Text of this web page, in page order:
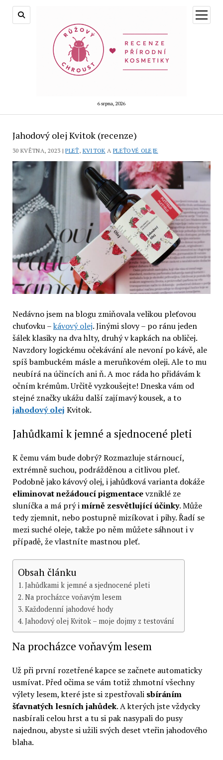
6 srpna, 2026
otevřít
menu
Jahodový olej Kvitok (recenze)
30 KVĚTNA, 2023 |PLEŤ, KVITOK A PLEŤOVÉ OLEJE
Nedávno jsem na blogu zmiňovala velikou pleťovou
chuťovku –kávový olej. Jinými slovy – po ránu jeden
šálek klasiky na dva hlty, druhý v kapkách na obličej.
Navzdory logickému očekávání ale nevoní po kávě, ale
spíš bambuckém másle a meruňkovém oleji. Ale to mu
neubírá na účincích ani ň. A moc ráda ho přidávám k
očním krémům. Určitě vyzkoušejte! Dneska vám od
stejné značky ukážu další zajímavý kousek, a to
jahodový olej Kvitok.
Jahůdkami k jemné a sjednocené pleti
K čemu vám bude dobrý? Rozmazluje stárnoucí,
extrémně suchou, podrážděnou a citlivou pleť.
Podobně jako kávový olej, i jahůdková varianta dokáže
eliminovat nežádoucí pigmentacevzniklé ze
sluníčka a má prý imírně zesvětlující účinky. Může
tedy zjemnit, nebo postupně mizíkovat i pihy. Řadí se
mezi suché oleje, takže po něm můžete sáhnout i v
případě, že vlastníte mastnou pleť.
Obsah článku
Jahůdkami k jemné a sjednocené pleti
Na procházce voňavým lesem
Každodenní jahodové hody
Jahodový olej Kvitok – moje dojmy z testování
Na procházce voňavým lesem
Už při první rozetřené kapce se začnete automaticky
usmívat. Před očima se vám totiž zhmotní všechny
výlety lesem, které jste si zpestřovali sbíráním
šťavnatých lesních jahůdek. A kterých jste vždycky
nasbírali celou hrst a tu si pak nasypali do pusy
najednou, abyste si užili svých deset vteřin jahodového
blaha.